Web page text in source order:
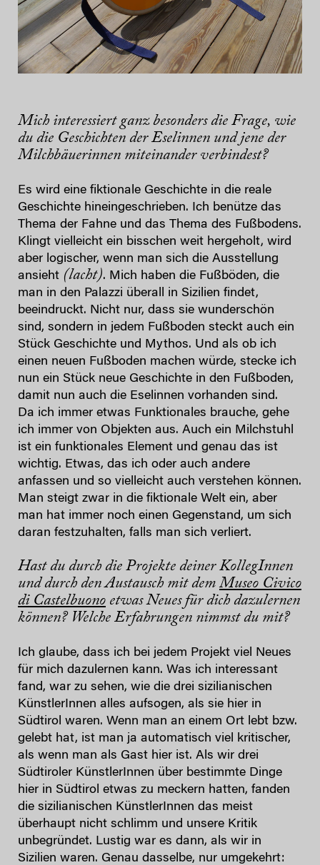
Mich interessiert ganz besonders die Frage, wie
du die Geschichten der Eselinnen und jene der
Milchbäuerinnen miteinander verbindest?
Es wird eine fiktionale Geschichte in die reale
Geschichte hineingeschrieben. Ich benütze das
Thema der Fahne und das Thema des Fußbodens.
Klingt vielleicht ein bisschen weit hergeholt, wird
aber logischer, wenn man sich die Ausstellung
ansieht (lacht). Mich haben die Fußböden, die
man in den Palazzi überall in Sizilien findet,
beeindruckt. Nicht nur, dass sie wunderschön
sind, sondern in jedem Fußboden steckt auch ein
Stück Geschichte und Mythos. Und als ob ich
einen neuen Fußboden machen würde, stecke ich
nun ein Stück neue Geschichte in den Fußboden,
damit nun auch die Eselinnen vorhanden sind.
Da ich immer etwas Funktionales brauche, gehe
ich immer von Objekten aus. Auch ein Milchstuhl
ist ein funktionales Element und genau das ist
wichtig. Etwas, das ich oder auch andere
anfassen und so vielleicht auch verstehen können.
Man steigt zwar in die fiktionale Welt ein, aber
man hat immer noch einen Gegenstand, um sich
daran festzuhalten, falls man sich verliert.
Hast du durch die Projekte deiner KollegInnen
und durch den Austausch mit dem Museo Civico
di Castelbuono etwas Neues für dich dazulernen
können? Welche Erfahrungen nimmst du mit?
Ich glaube, dass ich bei jedem Projekt viel Neues
für mich dazulernen kann. Was ich interessant
fand, war zu sehen, wie die drei sizilianischen
KünstlerInnen alles aufsogen, als sie hier in
Südtirol waren. Wenn man an einem Ort lebt bzw.
gelebt hat, ist man ja automatisch viel kritischer,
als wenn man als Gast hier ist. Als wir drei
Südtiroler KünstlerInnen über bestimmte Dinge
hier in Südtirol etwas zu meckern hatten, fanden
die sizilianischen KünstlerInnen das meist
überhaupt nicht schlimm und unsere Kritik
unbegründet. Lustig war es dann, als wir in
Sizilien waren. Genau dasselbe, nur umgekehrt: